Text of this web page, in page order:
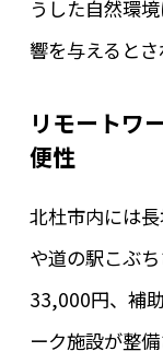
うした自然環
響を与えるとさ
リモートワ
便性
北杜市内には
や道の駅こぶ
33,000円、補
ーク施設が整